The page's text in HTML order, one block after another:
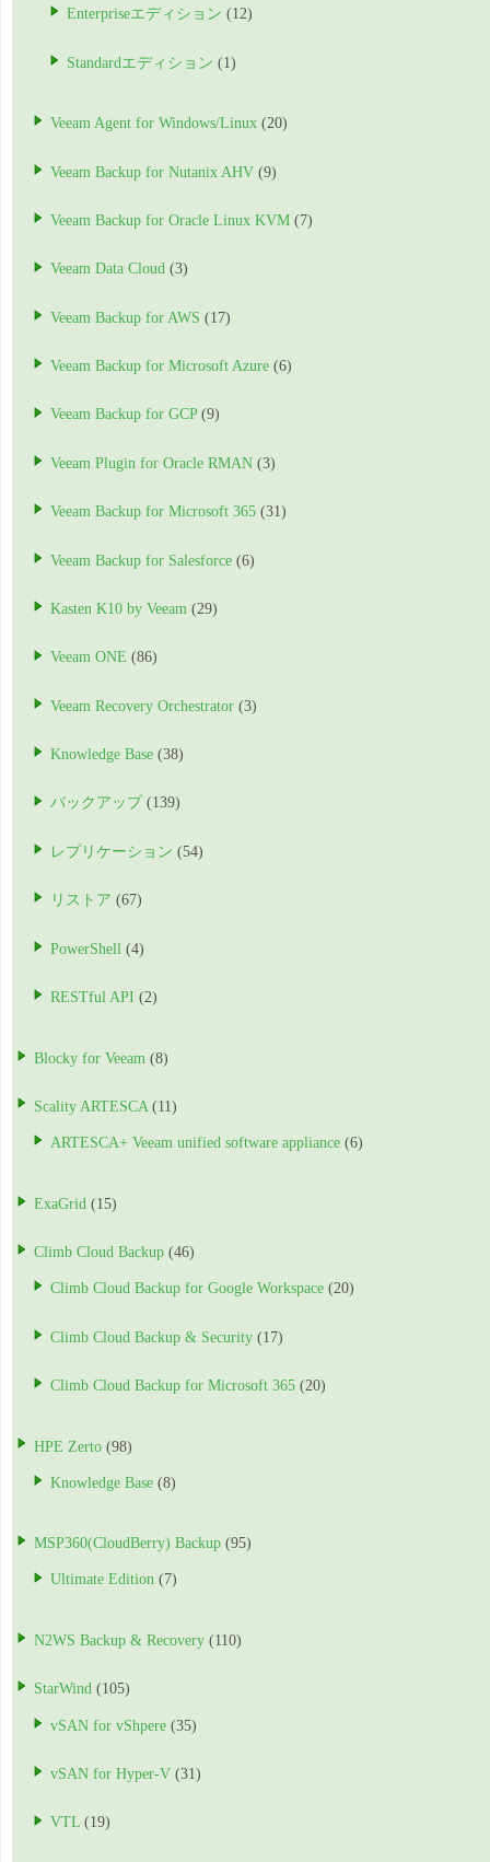
Enterpriseエディション (12)
Standardエディション (1)
Veeam Agent for Windows/Linux (20)
Veeam Backup for Nutanix AHV (9)
Veeam Backup for Oracle Linux KVM (7)
Veeam Data Cloud (3)
Veeam Backup for AWS (17)
Veeam Backup for Microsoft Azure (6)
Veeam Backup for GCP(9)
Veeam Plugin for Oracle RMAN (3)
Veeam Backup for Microsoft 365 (31)
Veeam Backup for Salesforce (6)
Kasten K10 by Veeam (29)
Veeam ONE (86)
Veeam Recovery Orchestrator (3)
Knowledge Base (38)
バックアップ (139)
レプリケーション (54)
リストア (67)
PowerShell (4)
RESTful API (2)
Blocky for Veeam (8)
Scality ARTESCA (11)
ARTESCA+ Veeam unified software appliance (6)
ExaGrid (15)
Climb Cloud Backup (46)
Climb Cloud Backup for Google Workspace (20)
Climb Cloud Backup & Security (17)
Climb Cloud Backup for Microsoft 365 (20)
HPE Zerto (98)
Knowledge Base (8)
MSP360(CloudBerry) Backup (95)
Ultimate Edition (7)
N2WS Backup & Recovery (110)
StarWind (105)
vSAN for vShpere (35)
vSAN for Hyper-V (31)
VTL (19)